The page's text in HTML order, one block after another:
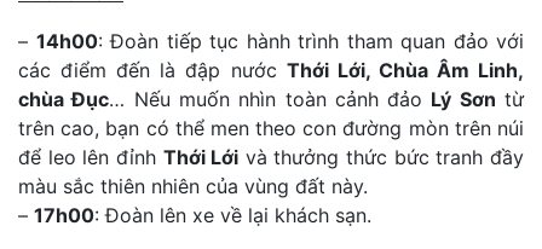
– 14h00: Đoàn tiếp tục hành trình tham quan đảo với
các điểm đến là đập nước Thới Lới, Chùa Âm Linh,
chùa Đục… Nếu muốn nhìn toàn cảnh đảo Lý Sơn từ
trên cao, bạn có thể men theo con đường mòn trên núi
để leo lên đỉnh Thới Lới và thưởng thức bức tranh đầy
màu sắc thiên nhiên của vùng đất này.
– 17h00: Đoàn lên xe về lại khách sạn.